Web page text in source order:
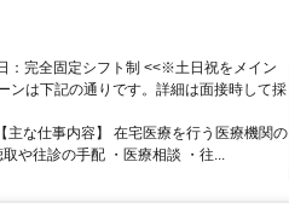
：完全固定シフト制 <<※土日祝をメイン
は下記の通りです。詳細は面接時して採
主な仕事内容】 在宅医療を行う医療機関の
や往診の手配 ・医療相談 ・往...